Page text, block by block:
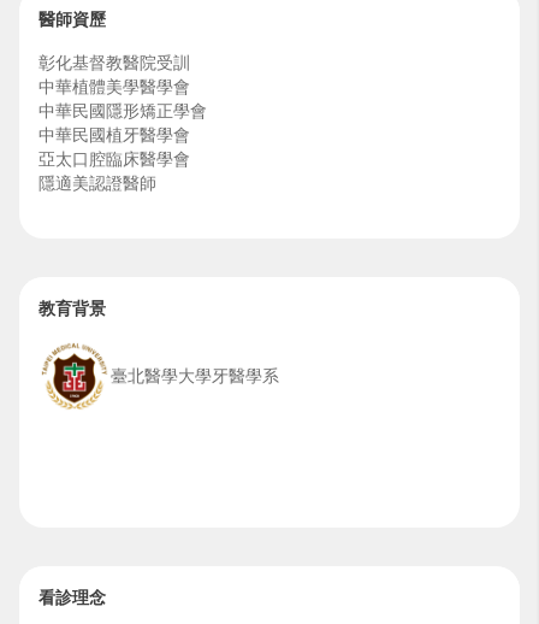
醫師資歷
彰化基督教醫院受訓
中華植體美學醫學會
中華民國隱形矯正學會
中華民國植牙醫學會
亞太口腔臨床醫學會
隱適美認證醫師
教育背景
臺北醫學大學牙醫學系
看診理念